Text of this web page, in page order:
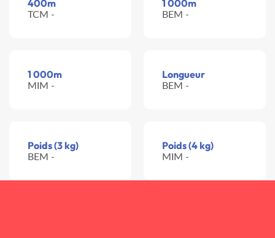
400m
TCM -
1 000m
BEM -
1 000m
MIM -
Longueur
BEM -
Poids (3 kg)
BEM -
Poids (4 kg)
MIM -